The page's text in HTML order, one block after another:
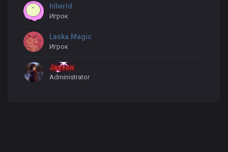
hllwrld
Игрок
Laska.Magic
Игрок
Jayson
Administrator